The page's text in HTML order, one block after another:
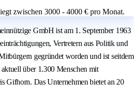
zwischen 3000 - 4000 € pro Monat.
GmbH ist am 1. September 1963
Vertretern aus Politik und
gegründet worden und ist seitdem
über 1.300 Menschen mit
Gifhorn. Das Unternehmen bietet an 20